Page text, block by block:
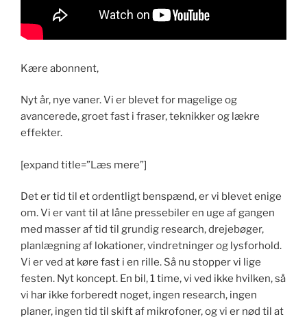
Kære abonnent,
Nyt år, nye vaner. Vi er blevet for magelige og
avancerede, groet fast i fraser, teknikker og lækre
effekter.
[expand title=”Læs mere”]
Det er tid til et ordentligt benspænd, er vi blevet enige
om. Vi er vant til at låne pressebiler en uge af gangen
med masser af tid til grundig research, drejebøger,
planlægning af lokationer, vindretninger og lysforhold.
Vi er ved at køre fast i en rille. Så nu stopper vi lige
festen. Nyt koncept. En bil, 1 time, vi ved ikke hvilken, så
vi har ikke forberedt noget, ingen research, ingen
planer, ingen tid til skift af mikrofoner, og vi er nød til at